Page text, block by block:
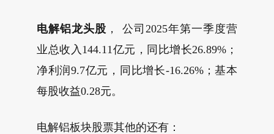
电解铝龙头股 ， 公司2025年第一季度营
业总收入144.11亿元，同比增长26.89%；
净利润9.7亿元，同比增长-16.26%；基本
每股收益0.28元。
电解铝板块股票其他的还有：